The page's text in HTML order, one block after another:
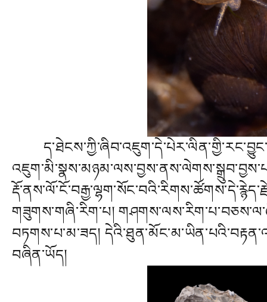
གཟུགས་གཞི་རིག་པ།
བཏགས་པ་མ་ཟད།
བཞིན་ཡོད།